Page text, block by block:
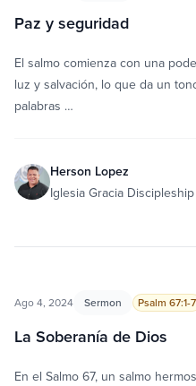
Paz y seguridad
El salmo comienza con una
luz y salvación, lo que da un
palabras …
Herson Lopez
Iglesia Gracia
Ago 4, 2024 Sermon Psalm 67:1-7
La Soberanía de Dios
En el Salmo 67, un salmo